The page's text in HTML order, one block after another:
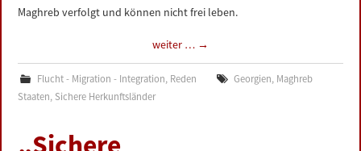
Maghreb verfolgt und können nicht frei leben.
weiter … →
Flucht - Migration - Integration, Reden Georgien, Maghreb
Staaten, Sichere Herkunftsländer